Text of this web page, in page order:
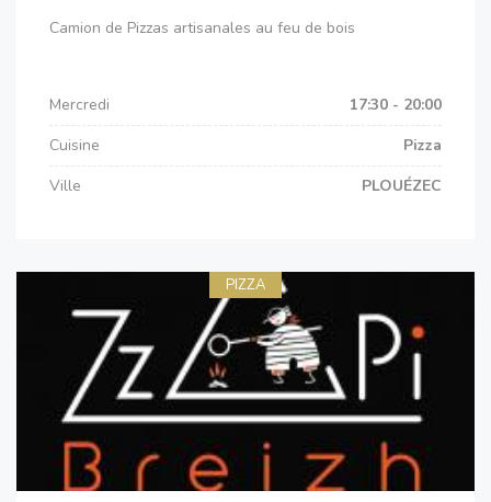
Camion de Pizzas artisanales au feu de bois
Mercredi
17:30 - 20:00
Cuisine
Pizza
Ville
PLOUÉZEC
PIZZA